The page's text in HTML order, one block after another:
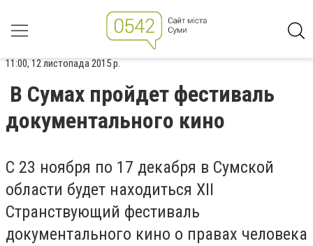
11:00, 12 листопада 2015 р.
В Сумах пройдет фестиваль
документального кино
С 23 ноября по 17 декабря в Сумской
области будет находиться XII
Странствующий фестиваль
документального кино о правах человека